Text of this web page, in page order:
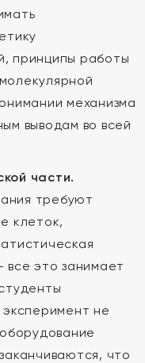
принципы работы
механизма
выводам во всей
части.
требуют
клеток,
все это занимает
не
что